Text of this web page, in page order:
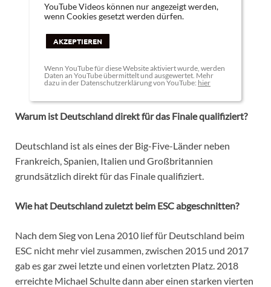
YouTube Videos können nur angezeigt werden,
wenn Cookies gesetzt werden dürfen.
AKZEPTIEREN
Wenn YouTube für diese Website aktiviert wurde, werden
Daten an YouTube übermittelt und ausgewertet. Mehr
dazu in der Datenschutzerklärung von YouTube: hier
Warum ist Deutschland direkt für das Finale qualifiziert?
Deutschland ist als eines der Big-Five-Länder neben
Frankreich, Spanien, Italien und Großbritannien
grundsätzlich direkt für das Finale qualifiziert.
Wie hat Deutschland zuletzt beim ESC abgeschnitten?
Nach dem Sieg von Lena 2010 lief für Deutschland beim
ESC nicht mehr viel zusammen, zwischen 2015 und 2017
gab es gar zwei letzte und einen vorletzten Platz. 2018
erreichte Michael Schulte dann aber einen starken vierten